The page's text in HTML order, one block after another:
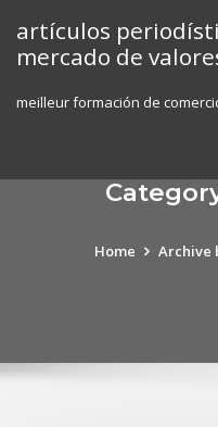
content
artículos
mercado de
meilleur formación de
Home Archive